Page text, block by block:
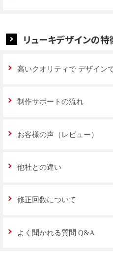
リューキデザインの特
高いクオリティで デザイン
制作サポートの流れ
お客様の声（レビュー）
他社との違い
修正回数について
よく聞かれる質問 Q&A